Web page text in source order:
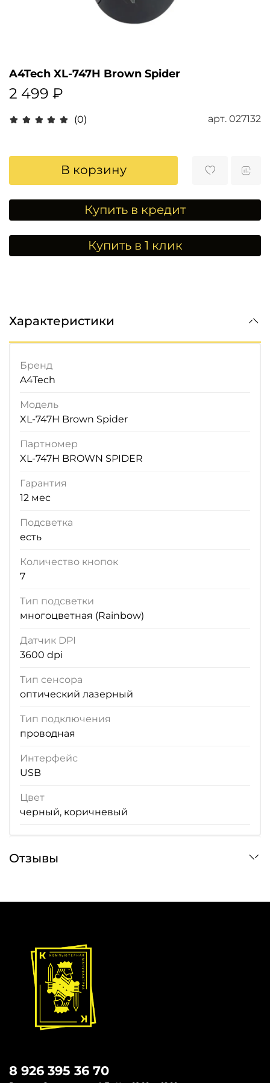
(0) арт. 027132
A4Tech XL-747H Brown Spider
2 499 ₽
В корзину
Купить в кредит
Купить в 1 клик
Характеристики
Бренд
A4Tech
Модель
XL-747H Brown Spider
Партномер
XL-747H BROWN SPIDER
Гарантия
12 мес
Подсветка
есть
Количество кнопок
7
Тип подсветки
многоцветная (Rainbow)
Датчик DPI
3600 dpi
Тип сенсора
оптический лазерный
Тип подключения
проводная
Интерфейс
USB
Цвет
черный, коричневый
Отзывы
8 926 395 36 70